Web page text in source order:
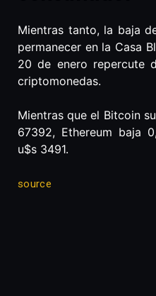
Mientras tanto, la baja
permanecer en la Casa
20 de enero repercute
criptomonedas.
Mientras que el Bitcoin
67392, Ethereum baja
u$s 3491.
source